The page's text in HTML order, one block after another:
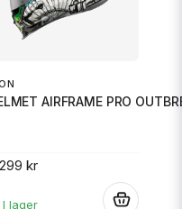
B
AIRFRAME PRO
kr